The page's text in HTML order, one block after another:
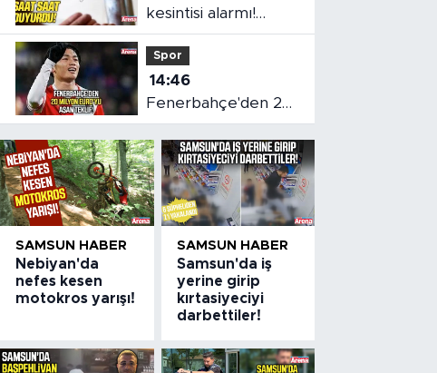
kesintisi alarmı!
SASKİ saat verdi
Spor
14:46
Fenerbahçe'den 20
milyon euro'yu aşan
teklif
SAMSUN HABER
Nebiyan'da
nefes kesen
motokros yarışı!
SAMSUN HABER
Samsun'da iş
yerine girip
kırtasiyeciyi
darbettiler!